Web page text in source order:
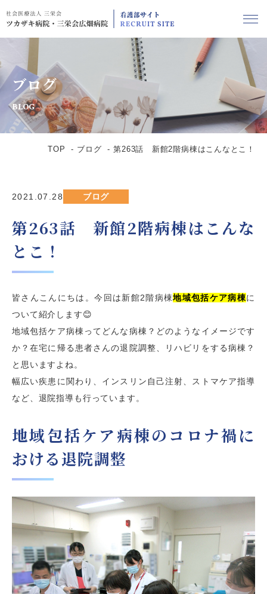
ブログ
BLOG
TOP ブログ 第263話 新館2階病棟はこんなとこ！
2021.07.28 ブログ
第263話 新館2階病棟はこんな
とこ！
皆さんこんにちは。今回は新館2階病棟地域包括ケア病棟に
ついて紹介します😊
地域包括ケア病棟ってどんな病棟？どのようなイメージです
か？在宅に帰る患者さんの退院調整、リハビリをする病棟？
と思いますよね。
幅広い疾患に関わり、インスリン自己注射、ストマケア指導
など、退院指導も行っています。
地域包括ケア病棟のコロナ禍に
おける退院調整